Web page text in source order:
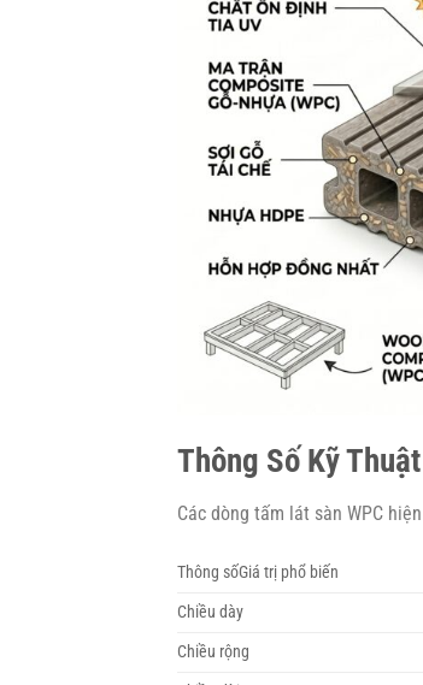
Thông Số Kỹ
Các dòng tấm lát sàn WPC
Thông sốGiá trị phổ biến
Chiều dày
Chiều rộng